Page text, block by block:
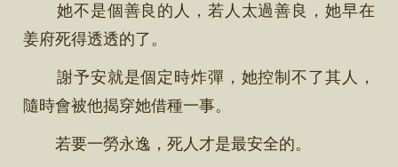
她不是個善良的人，若人太過善良，她早在
姜府死得透透的了。
謝予安就是個定時炸彈，她控制不了其人，
隨時會被他揭穿她借種一事。
若要一勞永逸，死人才是最安全的。